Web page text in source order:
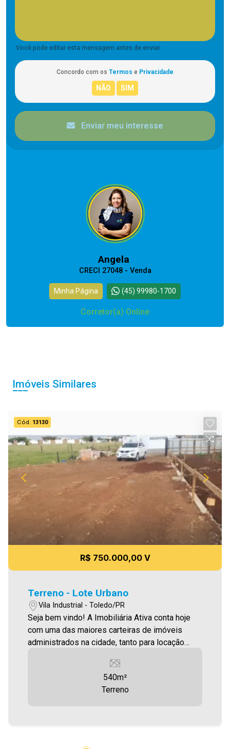
Você pode editar esta mensagem antes de enviar.
Concordo com os Termos e Privacidade
Enviar meu interesse
Angela
CRECI 27048 - Venda
Minha Página (45) 99980-1700
Corretor(a) Online
Imóveis Similares
Cód. 13130
R$ 750.000,00 V
Terreno - Lote Urbano
Vila Industrial - Toledo/PR
Seja bem vindo! A Imobiliária Ativa conta hoje
com uma das maiores carteiras de imóveis
administrados na cidade, tanto para locação
muros ade arrimo ferragem reforçada feito todo
540m²
Terreno